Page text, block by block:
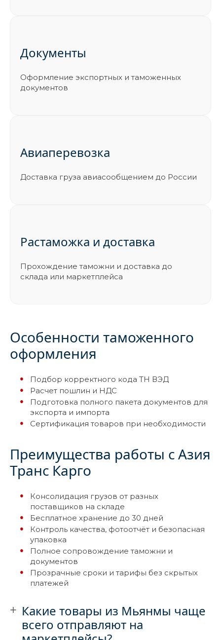
Документы
Оформление экспортных и таможенных
документов
Авиаперевозка
Доставка груза авиасообщением до России
Растаможка и доставка
Прохождение таможни и доставка до
склада или маркетплейса
Особенности таможенного
оформления
Подбор корректного кода ТН ВЭД
Расчет пошлин и НДС
Подготовка полного пакета документов для
экспорта и импорта
Сертификация товаров при необходимости
Преимущества работы с Азия
Транс Карго
Консолидация грузов от разных
поставщиков на складе
Бесплатное хранение до 30 дней
Контроль качества, фотоотчёт и безопасная
упаковка
Полное сопровождение таможни и
документов
Прозрачные сроки и тарифы без скрытых
платежей
Какие товары из Мьянмы чаще
всего отправляют на